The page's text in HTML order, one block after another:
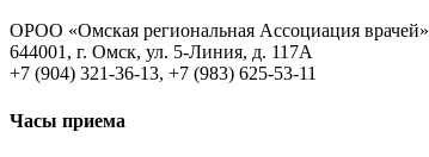
ОРОО «Омская региональная Ассоциация врачей»
644001, г. Омск, ул. 5-Линия, д. 117А
+7 (904) 321-36-13, +7 (983) 625-53-11
Часы приема